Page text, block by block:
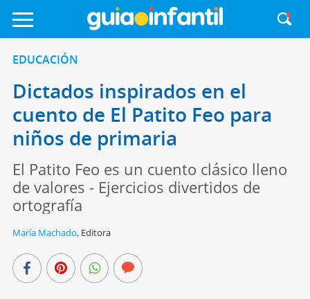
EDUCACIÓN
Dictados inspirados en el
cuento de El Patito Feo para
niños de primaria
El Patito Feo es un cuento clásico lleno
de valores - Ejercicios divertidos de
ortografía
María Machado, Editora